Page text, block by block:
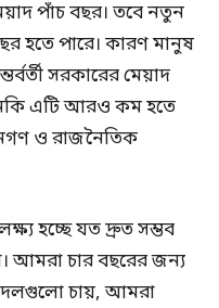
পাঁচ বছর। তবে নতুন
হতে পারে। কারণ মানুষ
সরকারের মেয়াদ
এটি আরও কম হতে
ও রাজনৈতিক
হচ্ছে যত দ্রুত সম্ভব
আমরা চার বছরের জন্য
দলগুলো চায়, আমরা